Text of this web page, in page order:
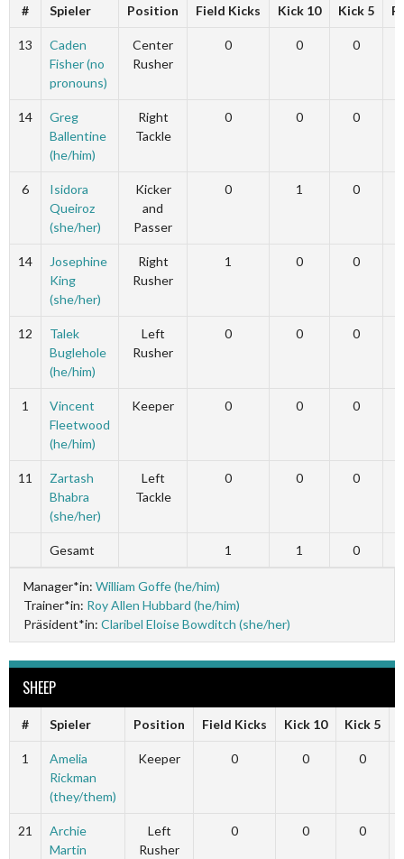
# Spieler Position Field Kicks Kick 10 Kick 5
13
Caden
Fisher (no
pronouns)
Center
Rusher
0 0 0
14
Greg
Ballentine
(he/him)
Right
Tackle
0 0 0
6
Isidora
Queiroz
(she/her)
Kicker
and
Passer
0 1 0
14
Josephine
King
(she/her)
Right
Rusher
1 0 0
12
Talek
Buglehole
(he/him)
Left
Rusher
0 0 0
1
Vincent
Fleetwood
(he/him)
Keeper 0 0 0
11
Zartash
Bhabra
(she/her)
Left
Tackle
0 0 0
Gesamt 1 1 0
Manager*in: William Goffe (he/him)
Trainer*in: Roy Allen Hubbard (he/him)
Präsident*in: Claribel Eloise Bowditch (she/her)
SHEEP
# Spieler Position Field Kicks Kick 10 Kick 5
1
Amelia
Rickman
(they/them)
Keeper 0 0 0
21
Archie
Martin
Left
Rusher
0 0 0